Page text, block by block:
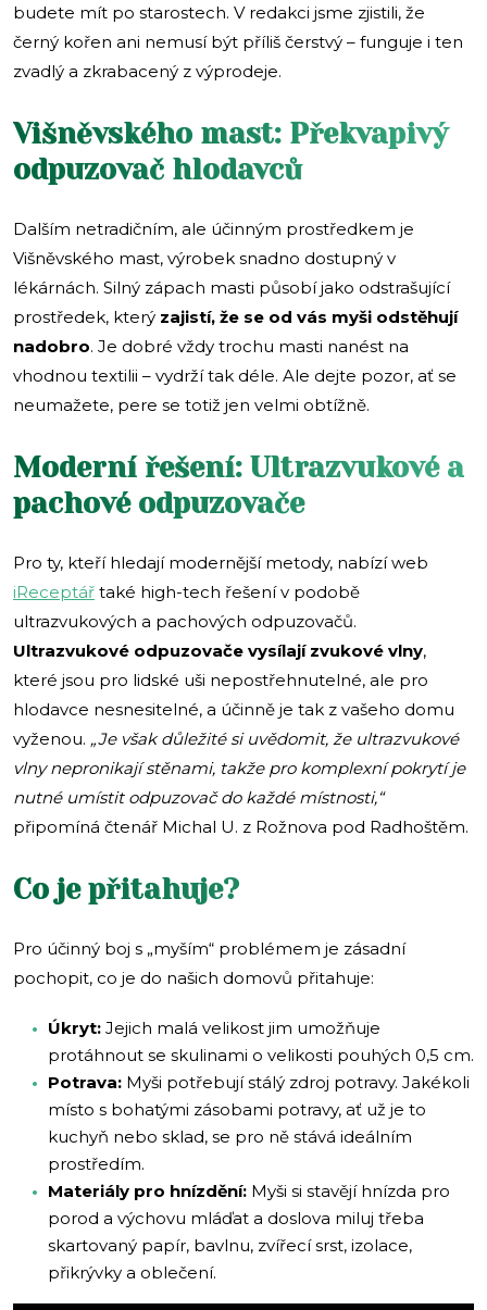
budete mít po starostech. V redakci jsme zjistili, že
černý kořen ani nemusí být příliš čerstvý – funguje i ten
zvadlý a zkrabacený z výprodeje.
Višněvského mast: Překvapivý
odpuzovač hlodavců
Dalším netradičním, ale účinným prostředkem je
Višněvského mast, výrobek snadno dostupný v
lékárnách. Silný zápach masti působí jako odstrašující
prostředek, který zajistí, že se od vás myši odstěhují
nadobro. Je dobré vždy trochu masti nanést na
vhodnou textilii – vydrží tak déle. Ale dejte pozor, ať se
neumažete, pere se totiž jen velmi obtížně.
Moderní řešení: Ultrazvukové a
pachové odpuzovače
Pro ty, kteří hledají modernější metody, nabízí web
iReceptář také high-tech řešení v podobě
ultrazvukových a pachových odpuzovačů.
Ultrazvukové odpuzovače vysílají zvukové vlny,
které jsou pro lidské uši nepostřehnutelné, ale pro
hlodavce nesnesitelné, a účinně je tak z vašeho domu
vyženou. „Je však důležité si uvědomit, že ultrazvukové
vlny nepronikají stěnami, takže pro komplexní pokrytí je
nutné umístit odpuzovač do každé místnosti,“
připomíná čtenář Michal U. z Rožnova pod Radhoštěm.
Co je přitahuje?
Pro účinný boj s „myším“ problémem je zásadní
pochopit, co je do našich domovů přitahuje:
Úkryt: Jejich malá velikost jim umožňuje
protáhnout se skulinami o velikosti pouhých 0,5 cm.
Potrava: Myši potřebují stálý zdroj potravy. Jakékoli
místo s bohatými zásobami potravy, ať už je to
kuchyň nebo sklad, se pro ně stává ideálním
prostředím.
Materiály pro hnízdění: Myši si stavějí hnízda pro
porod a výchovu mláďat a doslova miluj třeba
skartovaný papír, bavlnu, zvířecí srst, izolace,
přikrývky a oblečení.